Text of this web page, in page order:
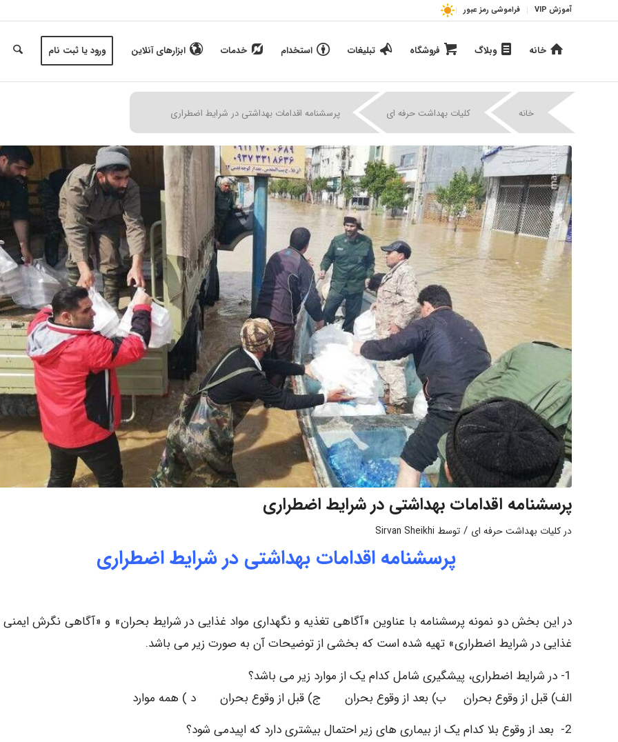
آموزش VIP فراموشی رمز عبور
خانه وبلاگ فروشگاه تبلیغات استخدام خدمات ابزارهای آنلاین ورود یا ثبت نام
خانه کلیات بهداشت حرفه ای | پرسشنامه اقدامات بهداشتی در شرایط اضطراری
پرسشنامه اقدامات بهداشتی در شرایط اضطراری
درکلیات بهداشت حرفه ای / توسط Sirvan Sheikhi
پرسشنامه اقدامات بهداشتی در شرایط اضطراری
در این بخش دو نمونه پرسشنامه با عناوین «آگاهی تغذیه و نگهداری مواد غذایی در شرایط بحران» و «آگاهی نگرش ایمنی
غذایی در شرایط اضطراری» تهیه شده است که بخشی از توضیحات آن به صورت زیر می باشد.
1- در شرایط اضطراری، پیشگیری شامل کدام یک از موارد زیر می باشد؟
الف) قبل از وقوع بحران ب) بعد از وقوع بحران ج) قبل از وقوع بحران د ) همه موارد
2- بعد از وقوع بلا کدام یک از بیماری های زیر احتمال بیشتری دارد که اپیدمی شود؟